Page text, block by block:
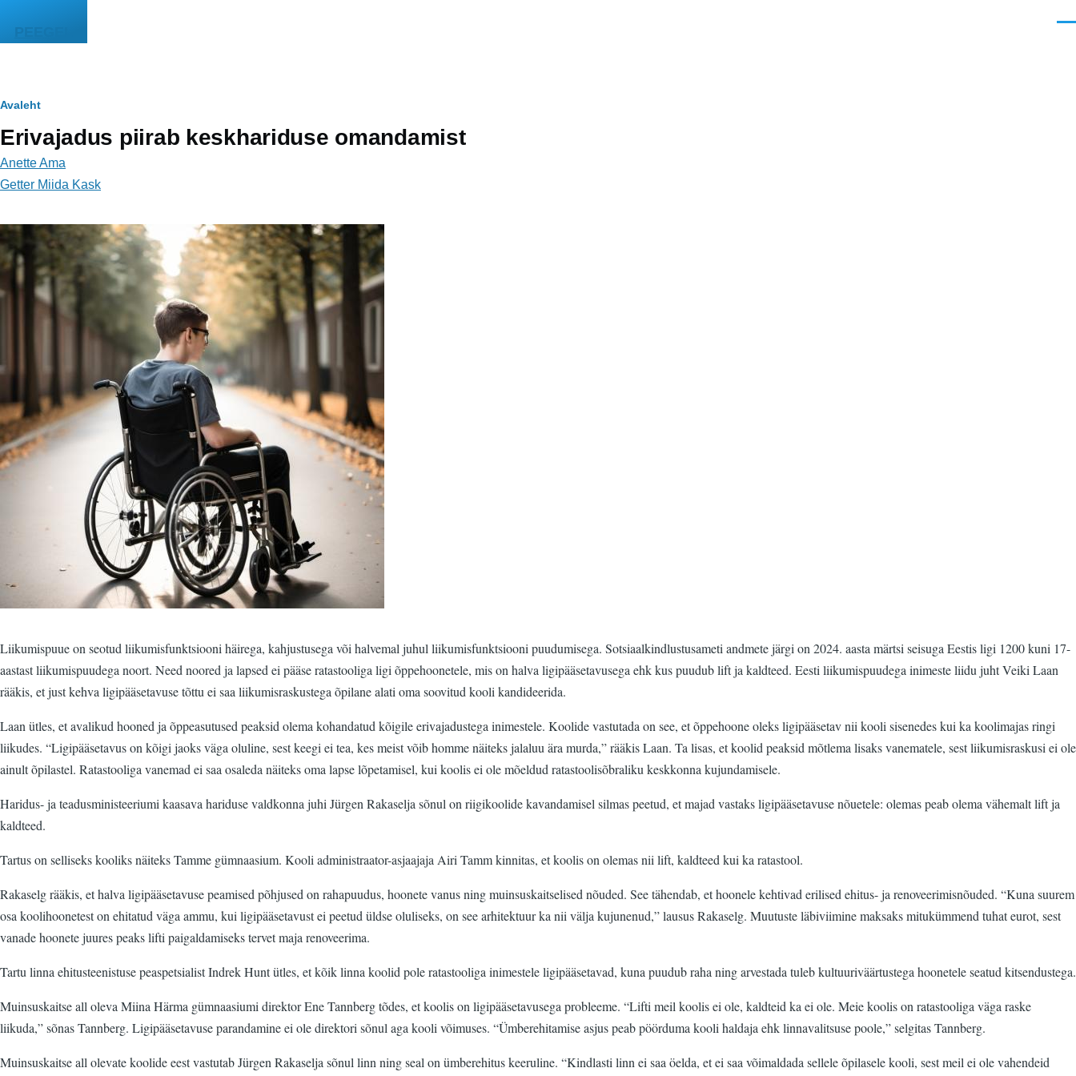
PEEGEL
Leivapuru
Avaleht
Erivajadus piirab keskhariduse omandamist
Anette Ama
Getter Miida Kask
Image
Liikumispuue on seotud liikumisfunktsiooni häirega, kahjustusega või halvemal juhul liikumisfunktsiooni puudumisega. Sotsiaalkindlustusameti andmete järgi on 2024. aasta märtsi seisuga Eestis ligi 1200 kuni 17-
aastast liikumispuudega noort. Need noored ja lapsed ei pääse ratastooliga ligi õppehoonetele, mis on halva ligipääsetavusega ehk kus puudub lift ja kaldteed. Eesti liikumispuudega inimeste liidu juht Veiki Laan
rääkis, et just kehva ligipääsetavuse tõttu ei saa liikumisraskustega õpilane alati oma soovitud kooli kandideerida.
Laan ütles, et avalikud hooned ja õppeasutused peaksid olema kohandatud kõigile erivajadustega inimestele. Koolide vastutada on see, et õppehoone oleks ligipääsetav nii kooli sisenedes kui ka koolimajas ringi
liikudes. “Ligipääsetavus on kõigi jaoks väga oluline, sest keegi ei tea, kes meist võib homme näiteks jalaluu ära murda,” rääkis Laan. Ta lisas, et koolid peaksid mõtlema lisaks vanematele, sest liikumisraskusi ei ole
ainult õpilastel. Ratastooliga vanemad ei saa osaleda näiteks oma lapse lõpetamisel, kui koolis ei ole mõeldud ratastoolisõbraliku keskkonna kujundamisele.
Haridus- ja teadusministeeriumi kaasava hariduse valdkonna juhi Jürgen Rakaselja sõnul on riigikoolide kavandamisel silmas peetud, et majad vastaks ligipääsetavuse nõuetele: olemas peab olema vähemalt lift ja
kaldteed.
Tartus on selliseks kooliks näiteks Tamme gümnaasium. Kooli administraator-asjaajaja Airi Tamm kinnitas, et koolis on olemas nii lift, kaldteed kui ka ratastool.
Rakaselg rääkis, et halva ligipääsetavuse peamised põhjused on rahapuudus, hoonete vanus ning muinsuskaitselised nõuded. See tähendab, et hoonele kehtivad erilised ehitus- ja renoveerimisnõuded. “Kuna suurem
osa koolihoonetest on ehitatud väga ammu, kui ligipääsetavust ei peetud üldse oluliseks, on see arhitektuur ka nii välja kujunenud,” lausus Rakaselg. Muutuste läbiviimine maksaks mitukümmend tuhat eurot, sest
vanade hoonete juures peaks lifti paigaldamiseks tervet maja renoveerima.
Tartu linna ehitusteenistuse peaspetsialist Indrek Hunt ütles, et kõik linna koolid pole ratastooliga inimestele ligipääsetavad, kuna puudub raha ning arvestada tuleb kultuuriväärtustega hoonetele seatud kitsendustega.
Muinsuskaitse all oleva Miina Härma gümnaasiumi direktor Ene Tannberg tõdes, et koolis on ligipääsetavusega probleeme. “Lifti meil koolis ei ole, kaldteid ka ei ole. Meie koolis on ratastooliga väga raske
liikuda,” sõnas Tannberg. Ligipääsetavuse parandamine ei ole direktori sõnul aga kooli võimuses. “Ümberehitamise asjus peab pöörduma kooli haldaja ehk linnavalitsuse poole,” selgitas Tannberg.
Muinsuskaitse all olevate koolide eest vastutab Jürgen Rakaselja sõnul linn ning seal on ümberehitus keeruline. “Kindlasti linn ei saa öelda, et ei saa võimaldada sellele õpilasele kooli, sest meil ei ole vahendeid